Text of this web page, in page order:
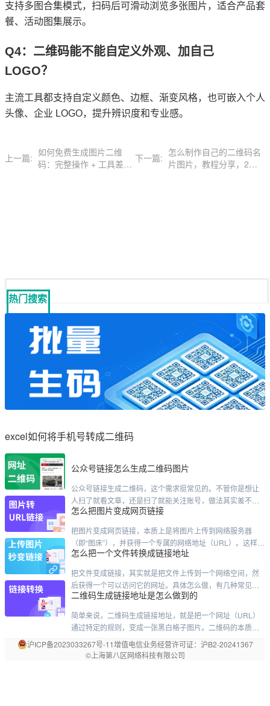
支持多图合集模式，扫码后可滑动浏览多张图片，适合产品套
餐、活动图集展示。
Q4：二维码能不能自定义外观、加自己
LOGO？
主流工具都支持自定义颜色、边框、渐变风格，也可嵌入个人
头像、企业 LOGO，提升辨识度和专业感。
上一篇: 如何免费生成图片二维
码：完整操作 + 工具差异 下一篇: 怎么制作自己的二维码名
片图片，教程分享，2分
热门搜索
excel如何将手机号转成二维码
公众号链接怎么生成二维码图片
公众号链接生成二维码，这个需求挺常见的。不管你是想让
人扫了就看文章，还是扫了就能关注账号，做法其实差不太
多。我直接说几种最靠谱的路子。先说最快的方法，用公众
理，找到那篇已经发过的文章。点进去之后，右上角附近有
个"生成二维码"的按钮——有的版本可能在"更多"菜单里头藏
着。点一下，二维码就出来了，右键保存就行。这个二维码
是永久有效的，文章不删
怎么把图片变成网页链接
把图片变成网页链接，本质上是将图片上传到网络服务器
（即“图床”），并获得一个专属的网络地址（URL）。这样，
任何人通过这个链接就能直接访问你的图片。以下是几种主
推荐工具/平台核心特点适合人群在线工具（最推荐）Cloudin
ary、Maiimg、ImgBB、蜜蜂图床无需注册，打开网页即
怎么把一个文件转换成链接地址
把文件变成链接，其实就是把文件上传到一个网络空间，然
后获得一个可以访问它的网址。具体怎么做，有几种常见的
方式，看你的习惯和需求。最常用的方式：用网盘这是大家
登录你的网盘账号，把文件上传上去。找到文件，点击“分享”
按钮。设置分享的权限（比如是否公开、要不要密码、有效
期多长）。创建链接后，就可以复制发给别人了。优点
二维码生成链接地址是怎么做到的
简单来说，二维码生成链接地址，就是把一个网址（URL）
通过特定的规则，变成一张黑白格子图片。二维码的本质是
什么？二维码本身并不是一个图片容器，它更像是一种编码
方式。它的核心原理，是用黑白格子分别代表二进制的“1”和
沪ICP备2023033267号-11增值电信业务经营许可证： 沪B2-20241367
©上海第八区网络科技有限公司